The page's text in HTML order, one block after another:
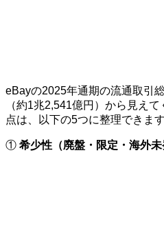
eBayの2025年通期の流通取引
（約1兆2,541億円）から見え
点は、以下の5つに整理できます
① 希少性（廃盤・限定・海外未